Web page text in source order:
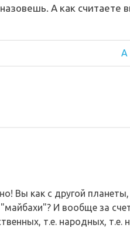
А как считаете
А
Вы как с другой планеты,
И вообще за
т.е. народных, т.е.